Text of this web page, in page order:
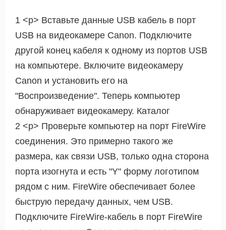
1 <р> Вставьте данные USB кабель в порт
USB на видеокамере Canon. Подключите
другой конец кабеля к одному из портов USB
на компьютере. Включите видеокамеру
Canon и установить его на
"Воспроизведение". Теперь компьютер
обнаруживает видеокамеру. Каталог
2 <р> Проверьте компьютер на порт FireWire
соединения. Это примерно такого же
размера, как связи USB, только одна сторона
порта изогнута и есть "Y" форму логотипом
рядом с ним. FireWire обеспечивает более
быструю передачу данных, чем USB.
Подключите FireWire-кабель в порт FireWire